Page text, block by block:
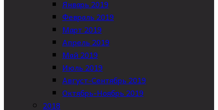
Январь 2019
Февраль 2019
Март 2019
Апрель 2019
Май 2019
Июль 2019
Август-Сентябрь 2019
Октябрь-Ноябрь 2019
2018